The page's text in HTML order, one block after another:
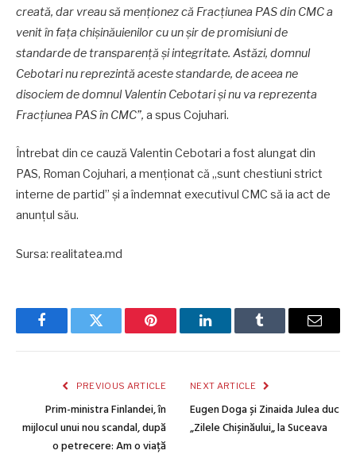
creată, dar vreau să menționez că Fracțiunea PAS din CMC a
venit în fața chișinăuienilor cu un șir de promisiuni de
standarde de transparență și integritate. Astăzi, domnul
Cebotari nu reprezintă aceste standarde, de aceea ne
disociem de domnul Valentin Cebotari și nu va reprezenta
Fracțiunea PAS în CMC”, a spus Cojuhari.
Întrebat din ce cauză Valentin Cebotari a fost alungat din
PAS, Roman Cojuhari, a menționat că „sunt chestiuni strict
interne de partid” și a îndemnat executivul CMC să ia act de
anunțul său.
Sursa: realitatea.md
FacebookTwitter Pinterest LinkedInTumblr Email
PREVIOUS ARTICLE
Prim-ministra Finlandei, în
mijlocul unui nou scandal, după
o petrecere: Am o viață
NEXT ARTICLE
Eugen Doga și Zinaida Julea duc
„Zilele Chișinăului„ la Suceava